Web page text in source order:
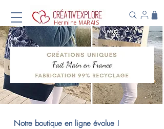
Hermine MARAIS
Notre boutique en ligne évolue !